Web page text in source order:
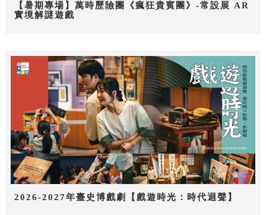
【暑期專場】萬時歷險團《瘋狂貴賓團》-常設展 AR
實境解謎遊戲
2026-2027年臺史博戲劇【戲遊時光：時代迴聲】